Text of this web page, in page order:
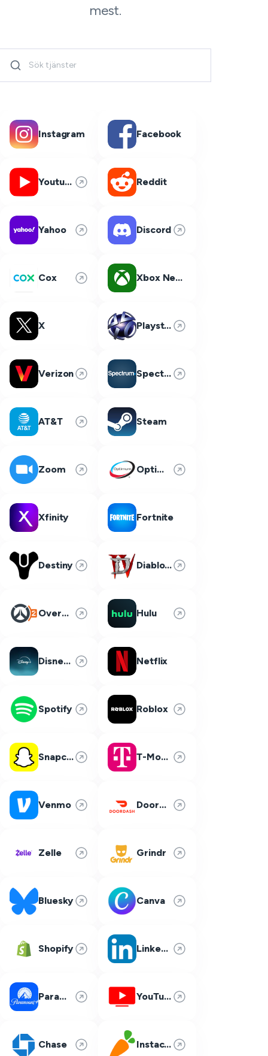
mest.
Instagram Facebook
Youtube Reddit
Yahoo Discord
Cox Xbox Network
X Playstation Network
Verizon Spectrum
AT&T Steam
Zoom Optimum
Xfinity Fortnite
Destiny Diablo 4
Overwatch 2 Hulu
Disney Plus Netflix
Spotify Roblox
Snapchat T-Mobile
Venmo DoorDash
Zelle Grindr
Bluesky Canva
Shopify LinkedIn
Paramount Plus YouTube TV
Chase Instacart